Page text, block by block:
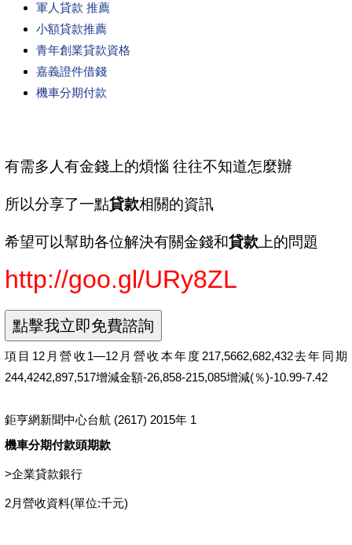
軍人貸款 推薦
小額貸款推薦
青年創業貸款資格
嘉義證件借錢
機車分期付款
有需多人有金錢上的煩惱 往往不知道怎麼辦
所以分享了一點貸款相關的資訊
希望可以幫助各位解決有關金錢和貸款 上的問題
http://goo.gl/URy8ZL
項目12月營收1—12月營收本年度217,5662,682,432去年同期
244,4242,897,517增減金額-26,858-215,085增減(％)-10.99-7.42
鉅亨網新聞中心台航 (2617) 2015年 1
機車分期付款頭期款
>企業貸款銀行
2月營收資料(單位:千元)